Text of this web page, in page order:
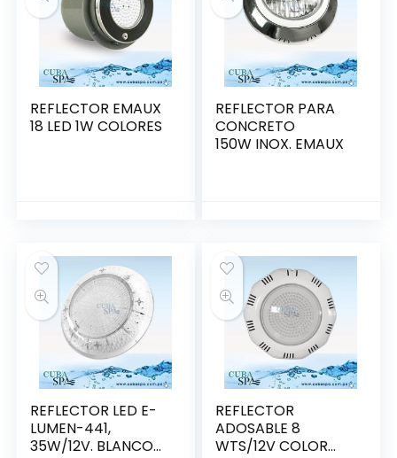
REFLECTOR EMAUX
18 LED 1W COLORES
REFLECTOR PARA
CONCRETO
150W INOX. EMAUX
REFLECTOR LED E-
LUMEN-441,
35W/12V. BLANCO
REFLECTOR
ADOSABLE 8
WTS/12V COLOR